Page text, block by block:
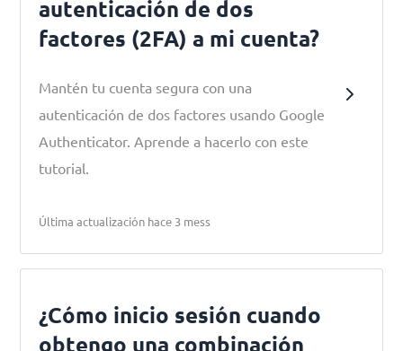
autenticación de dos
factores (2FA) a mi cuenta?
Mantén tu cuenta segura con una
autenticación de dos factores usando Google
Authenticator. Aprende a hacerlo con este
tutorial.
Última actualización hace 3 mess
¿Cómo inicio sesión cuando
obtengo una combinación